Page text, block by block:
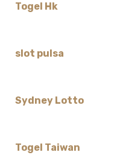
Togel Hk
slot pulsa
Sydney Lotto
Togel Taiwan